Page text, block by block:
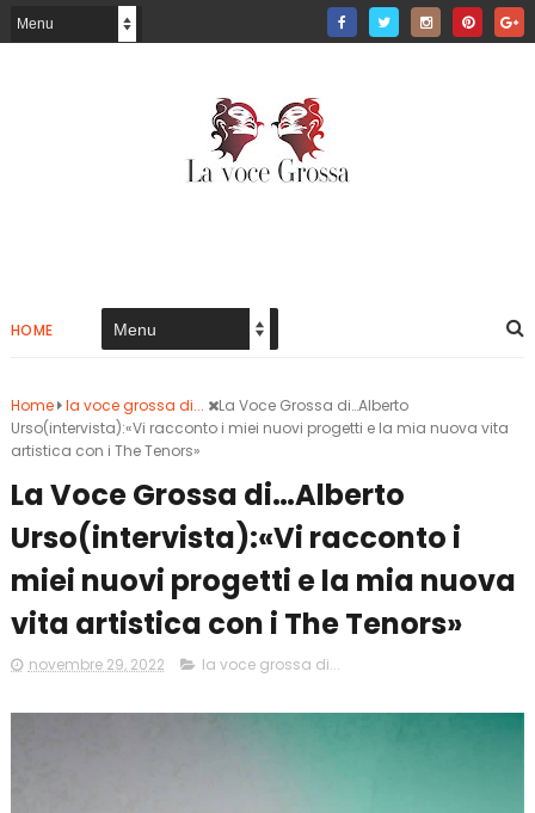
HOME
Home la voce grossa di...
La Voce Grossa di…Alberto
Urso(intervista):«Vi racconto i miei nuovi progetti e la mia nuova vita
artistica con i The Tenors»
La Voce Grossa di…Alberto
Urso(intervista):«Vi racconto i
miei nuovi progetti e la mia nuova
vita artistica con i The Tenors»
novembre 29, 2022 la voce grossa di...